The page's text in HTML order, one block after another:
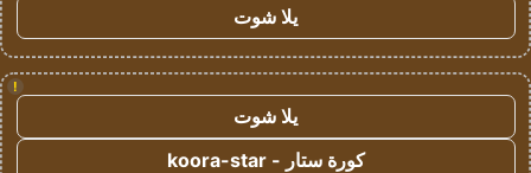
يلا شوت
!
يلا شوت
كورة ستار - koora-star